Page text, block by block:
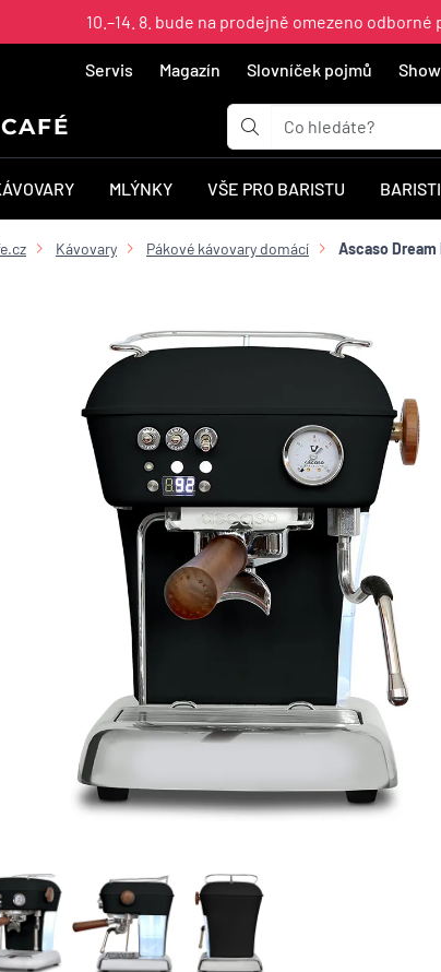
10.–14. 8. bude na prodejně omezeno
Servis Magazín Slovníček pojmů
MLÝNKY VŠE PRO BARISTU
Kávovary Pákové kávovary domácí Ascaso Dream